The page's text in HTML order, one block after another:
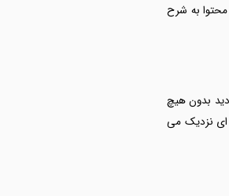
به شرح
بدون هیچ
ای نزدیک می